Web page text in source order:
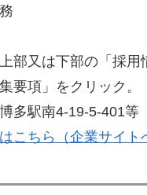
部又は下部の「採用
要項」をクリック。
多駅南4-19-5-401等
こちら（企業サイト